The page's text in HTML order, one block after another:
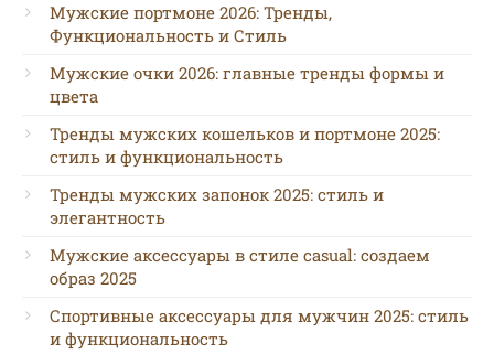
Мужские портмоне 2026: Тренды,
Функциональность и Стиль
Мужские очки 2026: главные тренды формы и
цвета
Тренды мужских кошельков и портмоне 2025:
стиль и функциональность
Тренды мужских запонок 2025: стиль и
элегантность
Мужские аксессуары в стиле casual: создаем
образ 2025
Спортивные аксессуары для мужчин 2025: стиль
и функциональность